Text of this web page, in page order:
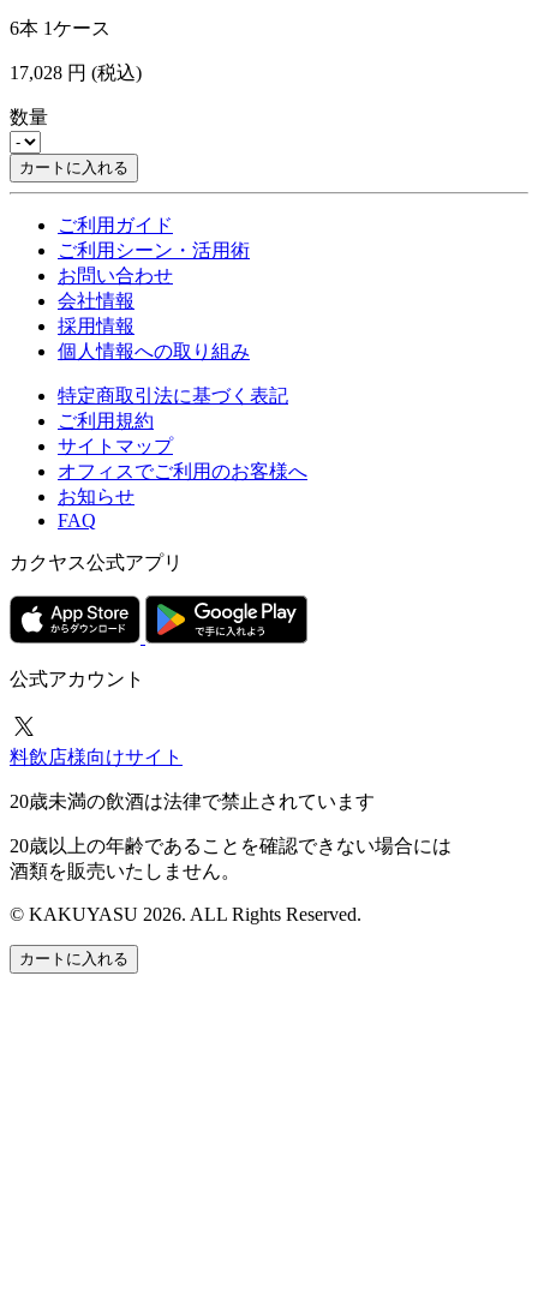
6本 1ケース
17,028 円 (税込)
数量
カートに入れる
ご利用ガイド
ご利用シーン・活用術
お問い合わせ
会社情報
採用情報
個人情報への取り組み
特定商取引法に基づく表記
ご利用規約
サイトマップ
オフィスでご利用のお客様へ
お知らせ
FAQ
カクヤス公式アプリ
公式アカウント
料飲店様向けサイト
20歳未満の飲酒は法律で禁止されています
20歳以上の年齢であることを確認できない場合には
酒類を販売いたしません。
© KAKUYASU 2026. ALL Rights Reserved.
カートに入れる